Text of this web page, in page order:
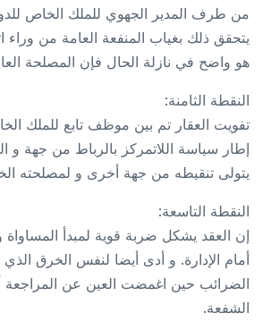
من طرف المدير الجهوي للملك الخاص
يتحقق ذلك بغياب المنفعة العامة من وراء
هو واضح في نازلة الحال فإن المصلحة
النقطة الثامنة:
تفويت العقار تم بين موظف تابع للملك
إطار سياسة اللاتمركز بالرباط من جهة و
يتولى تنقيطه من جهة أخرى و لمصلحته
النقطة التاسعة:
إن العقد يشكل ضربة قوية لمبدأ
أمام الإدارة. و أدى أيضا لنفس الخرق
الضرائب حين اغمضت العين عن
الشفعة.